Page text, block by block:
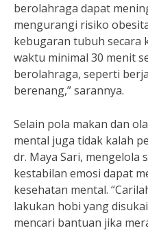
berolahraga dapat
mengurangi risiko
kebugaran tubuh secara
waktu minimal 30 menit
berolahraga, seperti
berenang,” sarannya.
Selain pola makan dan
mental juga tidak kalah
dr. Maya Sari, mengelola
kestabilan emosi dapat
kesehatan mental.
lakukan hobi yang
mencari bantuan jika